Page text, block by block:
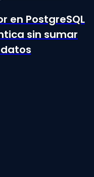
en PostgreSQL
sin sumar